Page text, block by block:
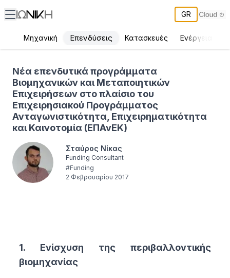
GR
Μηχανική Επενδύσεις Κατασκευές Ενέργεια
Νέα επενδυτικά προγράμματα
Βιομηχανικών και Μεταποιητικών
Επιχειρήσεων στο πλαίσιο του
Επιχειρησιακού Προγράμματος
Ανταγωνιστικότητα, Επιχειρηματικότητα
και Καινοτομία (ΕΠΑνΕΚ)
Σταύρος Νίκας
Funding Consultant
#Funding
2 Φεβρουαρίου 2017
1. Ενίσχυση της περιβαλλοντικής
βιομηχανίας